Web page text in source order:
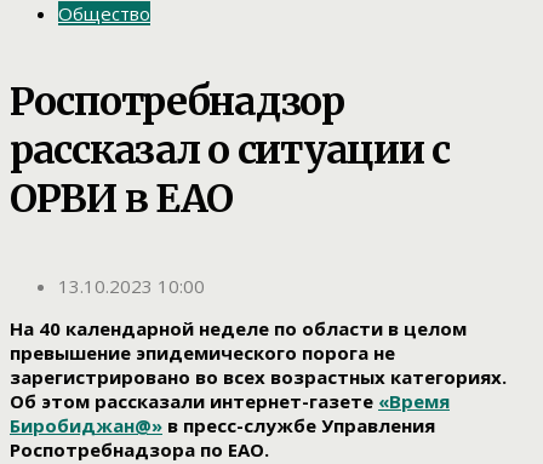
Общество
Роспотребнадзор
рассказал о ситуации с
ОРВИ в ЕАО
13.10.2023 10:00
На 40 календарной неделе по области в целом
превышение эпидемического порога не
зарегистрировано во всех возрастных категориях.
Об этом рассказали интернет-газете «Время
Биробиджан@» в пресс-службе Управления
Роспотребнадзора по ЕАО.